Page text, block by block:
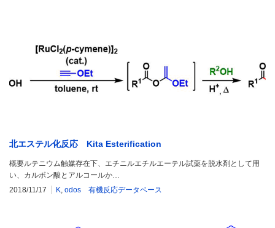
北エステル化反応 Kita Esterification
概要ルテニウム触媒存在下、エチニルエチルエーテル試薬を脱水剤として用
い、カルボン酸とアルコールか…
2018/11/17
K, odos 有機反応データベース